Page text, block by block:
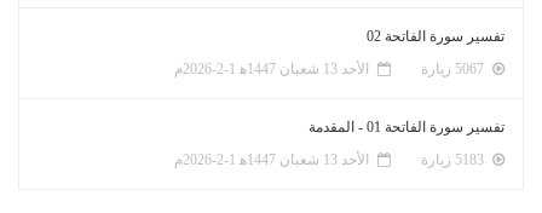
تفسير سورة الفاتحة 02
الأحد 13 شعبان 1447ﻫ 1-2-2026م
تفسير سورة الفاتحة 01 - المقدمة
الأحد 13 شعبان 1447ﻫ 1-2-2026م